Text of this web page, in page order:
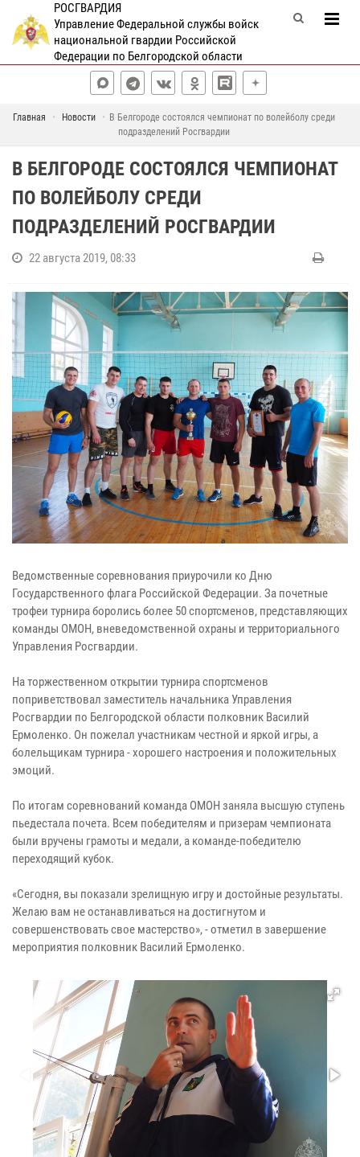
РОСГВАРДИЯ
Управление Федеральной службы войск
национальной гвардии Российской
Федерации по Белгородской области
Главная Новости
В Белгороде состоялся чемпионат по волейболу среди
подразделений Росгвардии
В БЕЛГОРОДЕ СОСТОЯЛСЯ ЧЕМПИОНАТ
ПО ВОЛЕЙБОЛУ СРЕДИ
ПОДРАЗДЕЛЕНИЙ РОСГВАРДИИ
22 августа 2019, 08:33
Ведомственные соревнования приурочили ко Дню
Государственного флага Российской Федерации. За почетные
трофеи турнира боролись более 50 спортсменов, представляющих
команды ОМОН, вневедомственной охраны и территориального
Управления Росгвардии.
На торжественном открытии турнира спортсменов
поприветствовал заместитель начальника Управления
Росгвардии по Белгородской области полковник Василий
Ермоленко. Он пожелал участникам честной и яркой игры, а
болельщикам турнира - хорошего настроения и положительных
эмоций.
По итогам соревнований команда ОМОН заняла высшую ступень
пьедестала почета. Всем победителям и призерам чемпионата
были вручены грамоты и медали, а команде-победителю
переходящий кубок.
«Сегодня, вы показали зрелищную игру и достойные результаты.
Желаю вам не останавливаться на достигнутом и
совершенствовать свое мастерство», - отметил в завершение
мероприятия полковник Василий Ермоленко.